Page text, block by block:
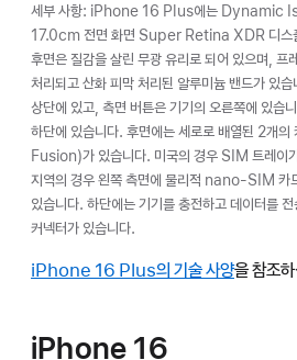
세부 사항: iPhone 16 Plus에는 Dynamic
17.0cm 전면 화면 Super Retina XDR 디스
후면은 질감을 살린 무광 유리로 되어 있으며, 프
처리되고 산화 피막 처리된 알루미늄 밴드가 있
상단에 있고, 측면 버튼은 기기의 오른쪽에 있습
하단에 있습니다. 후면에는 세로로 배열된 2개의
Fusion)가 있습니다. 미국의 경우 SIM 트레이
지역의 경우 왼쪽 측면에 물리적 nano-SIM 카
있습니다. 하단에는 기기를 충전하고 데이터를
커넥터가 있습니다.
iPhone 16 Plus의 기술 사양을 참조
iPhone 16